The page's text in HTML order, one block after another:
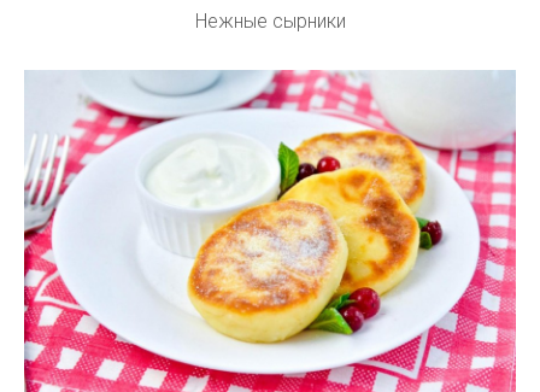
Нежные сырники